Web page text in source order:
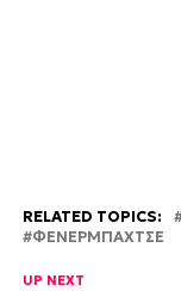
RELATED TOPICS:
ΦΕΝΕΡΜΠΑΧΤΣΕ
UP NEXT